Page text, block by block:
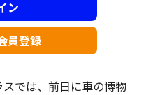
ン
員登録
では、前日に車の博物